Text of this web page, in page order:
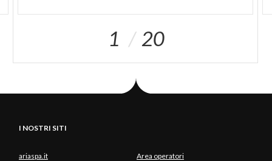
1 20
I NOSTRI SITI
ariaspa.it Area operatori